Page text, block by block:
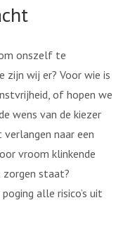
onszelf te
zijn wij er? Voor wie is
of hopen we
wens van de kiezer
naar een
vroom klinkende
zorgen staat?
alle risico’s uit